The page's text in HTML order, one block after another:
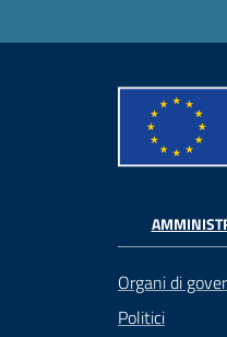
Organi di
Politici